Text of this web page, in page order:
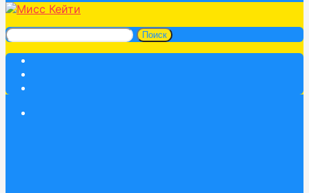
Поиск